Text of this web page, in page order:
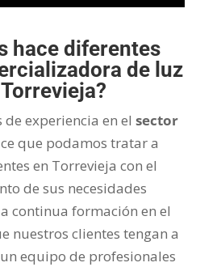
hace diferentes
de luz
de experiencia en el sector
que podamos tratar a
en Torrevieja con el
de sus necesidades
continua formación en el
nuestros clientes tengan a
equipo de profesionales